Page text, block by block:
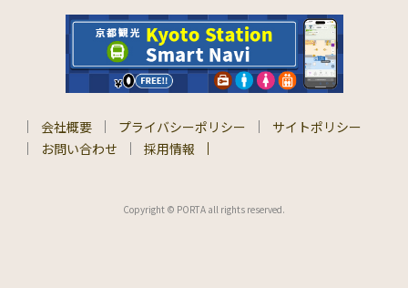
会社概要 プライバシーポリシー
サイトポリシー
お問い合わせ
採用情報
Copyright © PORTA all rights reserved.